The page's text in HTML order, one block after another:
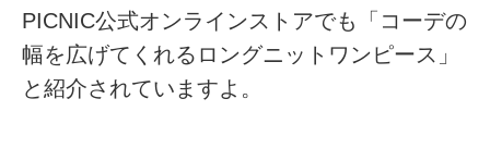
PICNIC公式オンラインストアでも「コーデの
幅を広げてくれるロングニットワンピース」
と紹介されていますよ。